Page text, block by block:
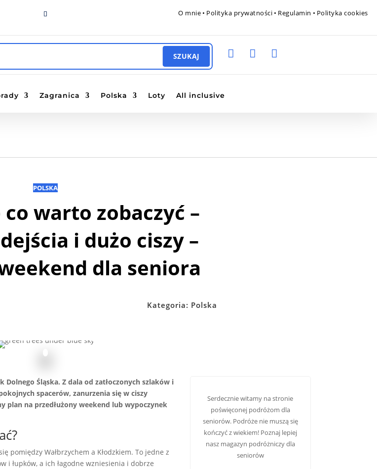
O mnie • Polityka prywatności • Regulamin • Polityka cookies
  
Zagranica Polska Loty All inclusive
POLSKA
warto zobaczyć –
i dużo ciszy –
dla seniora
Kategoria: Polska
Śląska. Z dala od zatłoczonych szlaków i
spacerów, zanurzenia się w ciszy
plan na przedłużony weekend lub wypoczynek
pomiędzy Wałbrzychem a Kłodzkiem. To jedne z
i łupków, a ich łagodne wzniesienia i dobrze
Serdecznie witamy na stronie
poświęconej podróżom dla
seniorów. Podróże nie muszą się
kończyć z wiekiem! Poznaj lepiej
nasz magazyn podróżniczy dla
seniorów